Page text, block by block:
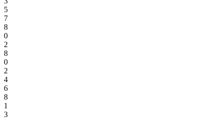
5
7
8
0
2
8
0
2
4
6
8
1
3